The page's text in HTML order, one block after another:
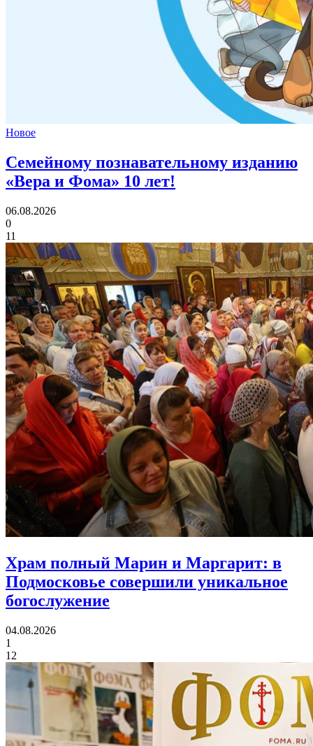
Новое
Семейному познавательному изданию
«Вера и Фома» 10 лет!
06.08.2026
0
11
Храм полный Марин и Маргарит: в
Подмосковье совершили уникальное
богослужение
04.08.2026
1
12